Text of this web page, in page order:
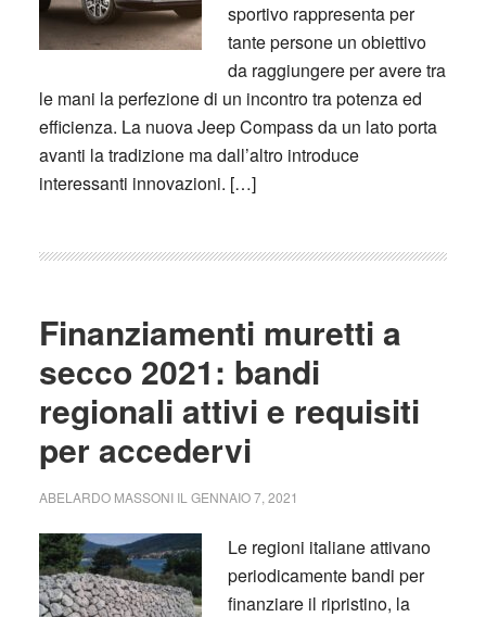
sportivo rappresenta per
tante persone un obiettivo
da raggiungere per avere tra
le mani la perfezione di un incontro tra potenza ed
efficienza. La nuova Jeep Compass da un lato porta
avanti la tradizione ma dall’altro introduce
interessanti innovazioni. […]
Finanziamenti muretti a
secco 2021: bandi
regionali attivi e requisiti
per accedervi
ABELARDO MASSONIIL GENNAIO 7, 2021
Le regioni italiane attivano
periodicamente bandi per
finanziare il ripristino, la